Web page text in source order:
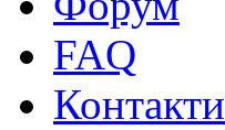
FAQ
Контакти